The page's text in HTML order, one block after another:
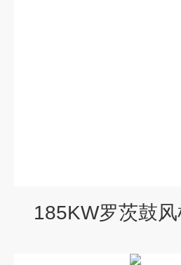
185KW罗茨鼓